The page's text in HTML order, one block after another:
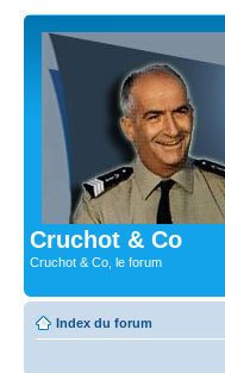
Cruchot & Co
Cruchot & Co, le forum
Index du forum